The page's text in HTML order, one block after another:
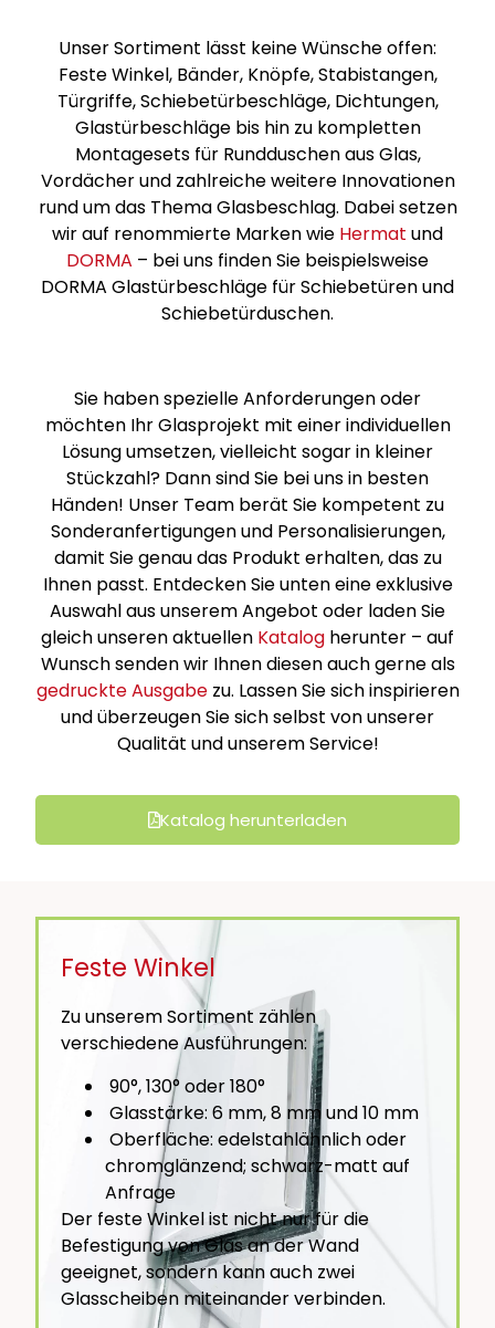
Unser Sortiment lässt keine Wünsche offen:
Feste Winkel, Bänder, Knöpfe, Stabistangen,
Türgriffe, Schiebetürbeschläge, Dichtungen,
Glastürbeschläge bis hin zu kompletten
Montagesets für Rundduschen aus Glas,
Vordächer und zahlreiche weitere Innovationen
rund um das Thema Glasbeschlag. Dabei setzen
wir auf renommierte Marken wie Hermat und
DORMA – bei uns finden Sie beispielsweise
DORMA Glastürbeschläge für Schiebetüren und
Schiebetürduschen.
Sie haben spezielle Anforderungen oder
möchten Ihr Glasprojekt mit einer individuellen
Lösung umsetzen, vielleicht sogar in kleiner
Stückzahl? Dann sind Sie bei uns in besten
Händen! Unser Team berät Sie kompetent zu
Sonderanfertigungen und Personalisierungen,
damit Sie genau das Produkt erhalten, das zu
Ihnen passt. Entdecken Sie unten eine exklusive
Auswahl aus unserem Angebot oder laden Sie
gleich unseren aktuellen Katalog herunter – auf
Wunsch senden wir Ihnen diesen auch gerne als
gedruckte Ausgabezu. Lassen Sie sich inspirieren
und überzeugen Sie sich selbst von unserer
Qualität und unserem Service!
Katalog herunterladen
Feste Winkel
Zu unserem Sortiment zählen
verschiedene Ausführungen:
90°, 130° oder 180°
Glasstärke: 6 mm, 8 mm und 10 mm
Oberfläche: edelstahlähnlich oder
chromglänzend; schwarz-matt auf
Anfrage
Der feste Winkel ist nicht nur für die
Befestigung von Glas an der Wand
geeignet, sondern kann auch zwei
Glasscheiben miteinander verbinden.